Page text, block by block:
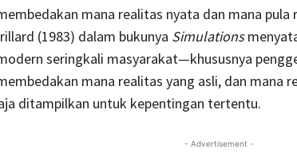
mana realitas nyata dan mana pula
(1983) dalam bukunya Simulations
seringkali masyarakat—khususnya
mana realitas yang asli, dan mana
ditampilkan untuk kepentingan tertentu.
- Advertisement -